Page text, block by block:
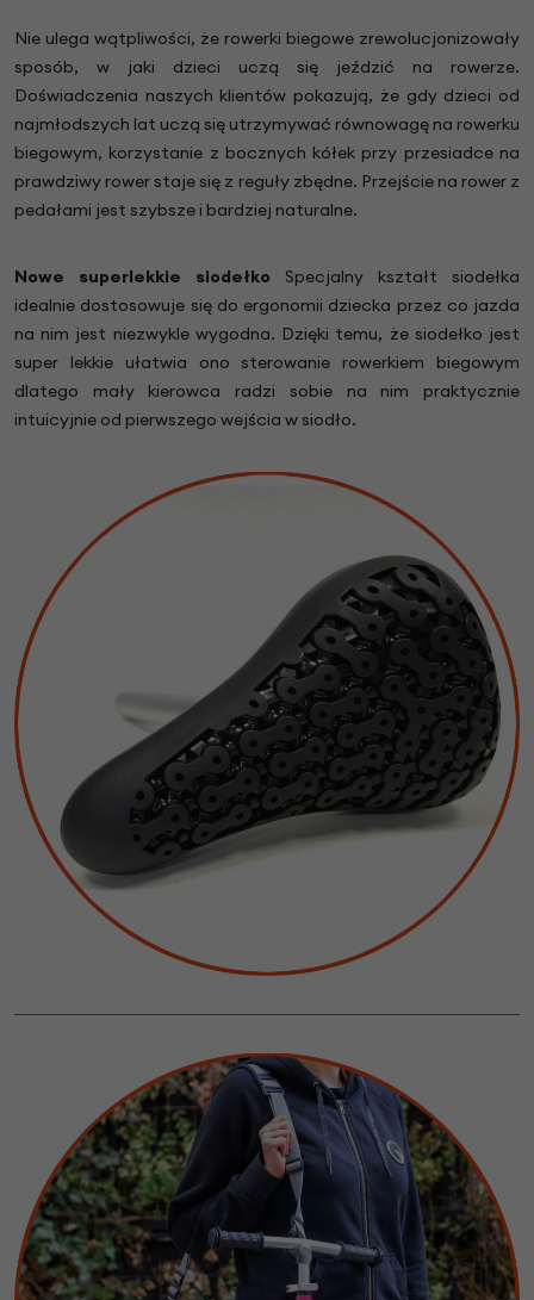
Nie ulega wątpliwości, że rowerki biegowe zrewolucjonizowały
sposób, w jaki dzieci uczą się jeździć na rowerze.
Doświadczenia naszych klientów pokazują, że gdy dzieci od
najmłodszych lat uczą się utrzymywać równowagę na rowerku
biegowym, korzystanie z bocznych kółek przy przesiadce na
prawdziwy rower staje się z reguły zbędne. Przejście na rower z
pedałami jest szybsze i bardziej naturalne.
Nowe superlekkie siodełko Specjalny kształt siodełka
idealnie dostosowuje się do ergonomii dziecka przez co jazda
na nim jest niezwykle wygodna. Dzięki temu, że siodełko jest
super lekkie ułatwia ono sterowanie rowerkiem biegowym
dlatego mały kierowca radzi sobie na nim praktycznie
intuicyjnie od pierwszego wejścia w siodło.